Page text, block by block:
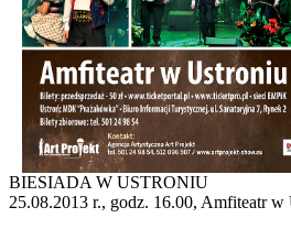
BIESIADA W USTRONIU
25.08.2013 r., godz. 16.00, Amfiteatr w